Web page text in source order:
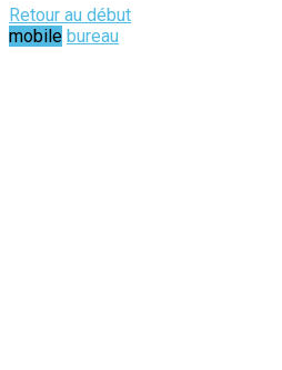
Retour au début
mobile bureau